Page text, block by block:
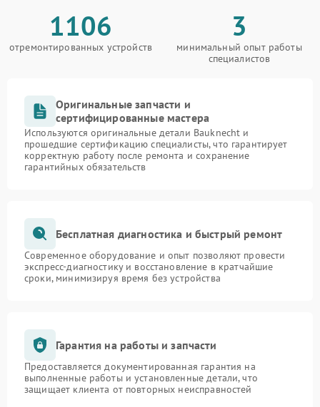
1106
отремонтированных устройств
3
минимальный опыт работы
специалистов
Оригинальные запчасти и
сертифицированные мастера
Используются оригинальные детали Bauknecht и
прошедшие сертификацию специалисты, что гарантирует
корректную работу после ремонта и сохранение
гарантийных обязательств
Бесплатная диагностика и быстрый ремонт
Современное оборудование и опыт позволяют провести
экспресс-диагностику и восстановление в кратчайшие
сроки, минимизируя время без устройства
Гарантия на работы и запчасти
Предоставляется документированная гарантия на
выполненные работы и установленные детали, что
защищает клиента от повторных неисправностей